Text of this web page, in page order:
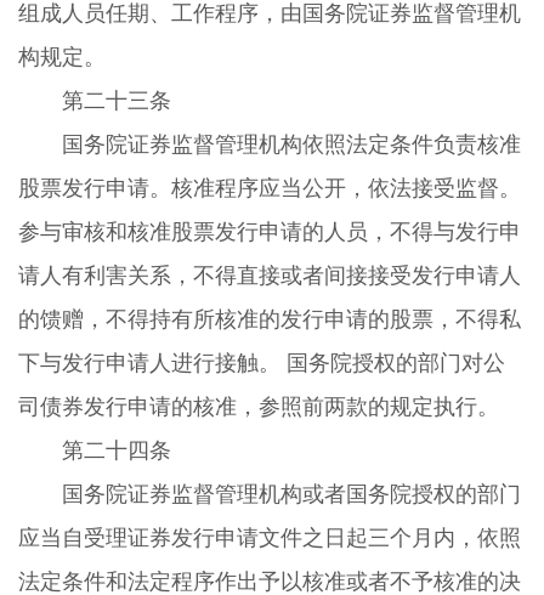
组成人员任期、工作程序，由国务院证券监督管理机
构规定。
第二十三条
国务院证券监督管理机构依照法定条件负责核准
股票发行申请。核准程序应当公开，依法接受监督。
参与审核和核准股票发行申请的人员，不得与发行申
请人有利害关系，不得直接或者间接接受发行申请人
的馈赠，不得持有所核准的发行申请的股票，不得私
下与发行申请人进行接触。 国务院授权的部门对公
司债券发行申请的核准，参照前两款的规定执行。
第二十四条
国务院证券监督管理机构或者国务院授权的部门
应当自受理证券发行申请文件之日起三个月内，依照
法定条件和法定程序作出予以核准或者不予核准的决